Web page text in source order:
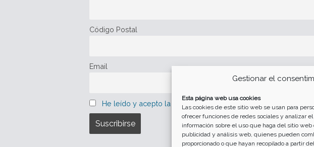
Gestionar el
Esta página web usa cookies
Las cookies de este sitio web se usan para
ofrecer funciones de redes sociales y analizar
información sobre el uso que haga del sitio
publicidad y análisis web, quienes pueden
proporcionado o que hayan recopilado a partir
Código Postal
Email
He leído y acepto la política de protección de datos